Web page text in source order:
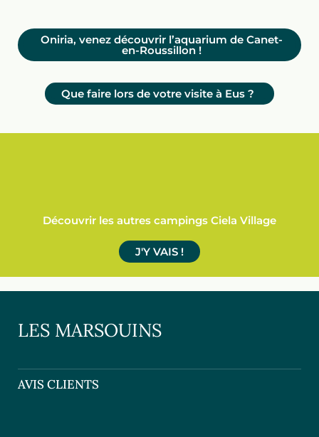
Oniria, venez découvrir l’aquarium de Canet-
en-Roussillon !
Que faire lors de votre visite à Eus ?
Découvrir les autres campings Ciela Village
J'Y VAIS !
LES MARSOUINS
AVIS CLIENTS